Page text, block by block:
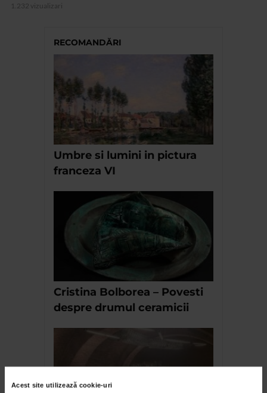
Acest site utilizează cookie-uri
1.232 vizualizari
RECOMANDĂRI
Umbre si lumini in pictura
franceza VI
Cristina Bolborea – Povesti
despre drumul ceramicii